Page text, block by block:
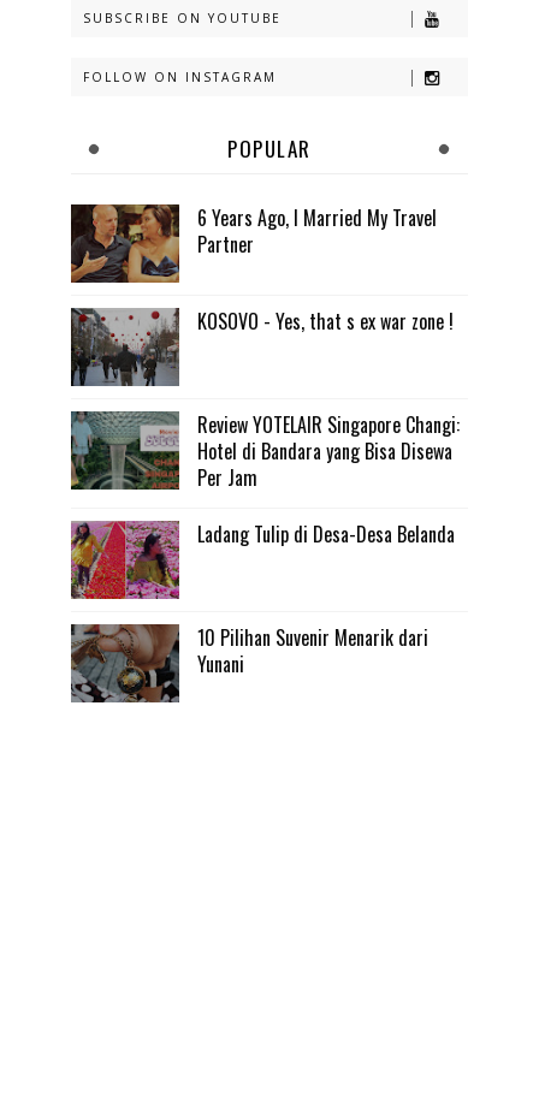
SUBSCRIBE ON YOUTUBE
FOLLOW ON INSTAGRAM
POPULAR
6 Years Ago, I Married My Travel
Partner
KOSOVO - Yes, that s ex war zone !
Review YOTELAIR Singapore Changi:
Hotel di Bandara yang Bisa Disewa
Per Jam
Ladang Tulip di Desa-Desa Belanda
10 Pilihan Suvenir Menarik dari
Yunani